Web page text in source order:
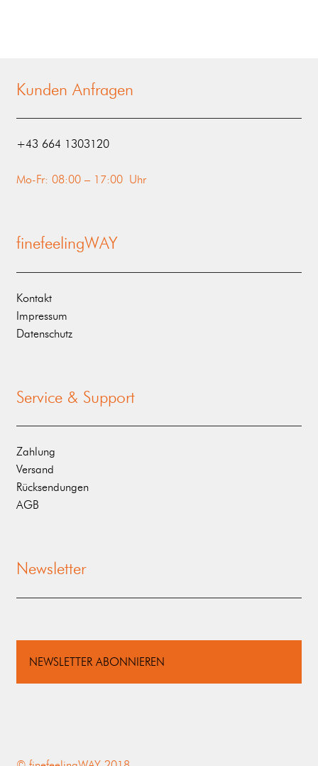
Kunden Anfragen
‭+43 664 1303120‬
Mo-Fr: 08:00 – 17:00 Uhr
finefeelingWAY
Kontakt
Impressum
Datenschutz
Service & Support
Zahlung
Versand
Rücksendungen
AGB
Newsletter
NEWSLETTER ABONNIEREN